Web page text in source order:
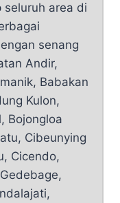
seluruh area di
senang
Andir,
Babakan
Kulon,
Bojongloa
Cibeunying
Cicendo,